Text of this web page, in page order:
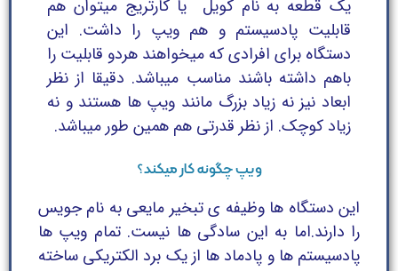
یک قطعه به نام کویل یا کارتریج میتوان هم
قابلیت پادسیستم و هم ویپ را داشت. این
دستگاه برای افرادی که میخواهند هردو قابلیت را
باهم داشته باشند مناسب میباشد. دقیقا از نظر
ابعاد نیز نه زیاد بزرگ مانند ویپ ها هستند و نه
زیاد کوچک. از نظر قدرتی هم همین طور میباشد.
ویپ چگونه کار میکند؟
این دستگاه ها وظیفه ی تبخیر مایعی به نام جویس
را دارند.اما به این سادگی ها نیست. تمام ویپ ها
پادسیستم ها و پادماد ها از یک برد الکتریکی ساخته